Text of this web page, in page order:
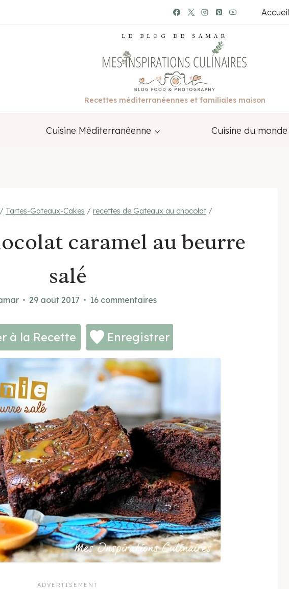
Accueil
LE BLOG DE SAMAR
Recettes méditerranéennes et familiales maison
Cuisine Méditerranéenne Cuisine du monde
/ Tartes-Gateaux-Cakes / recettes de Gateaux au chocolat /
caramel au beurre
salé
29 août 2017 16 commentaires
à la Recette Enregistrer